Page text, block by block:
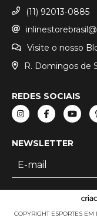
(11) 92013-0885
Visite o nosso
R. Domingos de
REDES SOCIAIS
NEWSLETTER
COPYRIGHT ESPORTES EM